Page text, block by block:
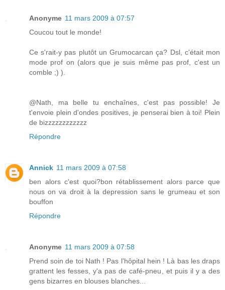
Anonyme 11 mars 2009 à 07:57
Coucou tout le monde!
Ce s'rait-y pas plutôt un Grumocarcan ça? Dsl, c'était mon
mode prof on (alors que je suis même pas prof, c'est un
comble ;) ).
@Nath, ma belle tu enchaînes, c'est pas possible! Je
t'envoie plein d'ondes positives, je penserai bien à toi! Plein
de bizzzzzzzzzzzz
Répondre
Annick 11 mars 2009 à 07:58
ben alors c'est quoi?bon rétablissement alors parce que
nous on va droit à la depression sans le grumeau et son
bouffon
Répondre
Anonyme 11 mars 2009 à 07:58
Prend soin de toi Nath ! Pas l'hôpital hein ! Là bas les draps
grattent les fesses, y'a pas de café-pneu, et puis il y a des
gens bizarres en blouses blanches...